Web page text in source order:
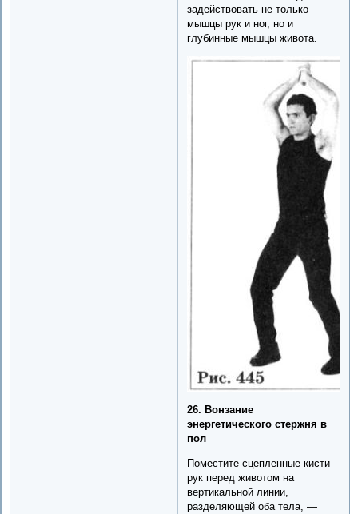
задействовать не только
мышцы рук и ног, но и
глубинные мышцы живота.
26. Вонзание
энергетического стержня в
пол
Поместите сцепленные кисти
рук перед животом на
вертикальной линии,
разделяющей оба тела, —